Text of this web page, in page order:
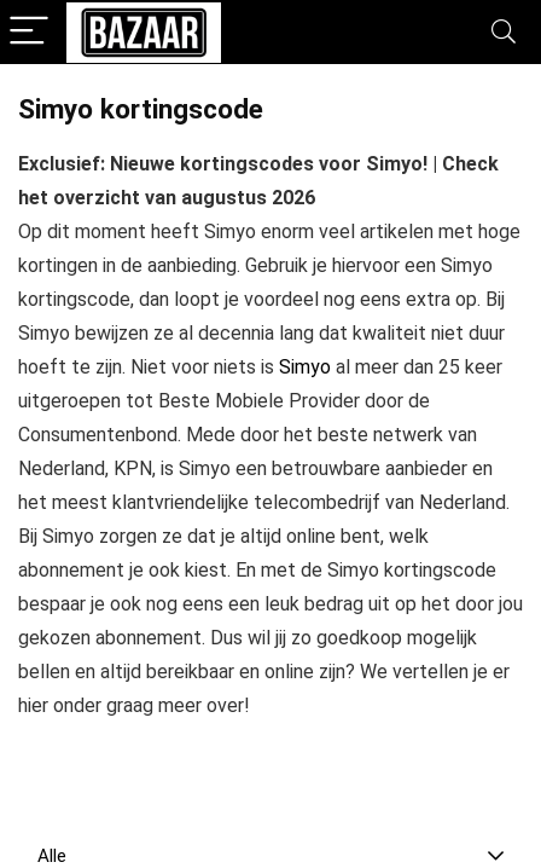
Simyo kortingscode
Exclusief: Nieuwe kortingscodes voor Simyo! | Check
het overzicht van augustus 2026
Op dit moment heeft Simyo enorm veel artikelen met hoge
kortingen in de aanbieding. Gebruik je hiervoor een Simyo
kortingscode, dan loopt je voordeel nog eens extra op. Bij
Simyo bewijzen ze al decennia lang dat kwaliteit niet duur
hoeft te zijn. Niet voor niets is Simyo al meer dan 25 keer
uitgeroepen tot Beste Mobiele Provider door de
Consumentenbond. Mede door het beste netwerk van
Nederland, KPN, is Simyo een betrouwbare aanbieder en
het meest klantvriendelijke telecombedrijf van Nederland.
Bij Simyo zorgen ze dat je altijd online bent, welk
abonnement je ook kiest. En met de Simyo kortingscode
bespaar je ook nog eens een leuk bedrag uit op het door jou
gekozen abonnement. Dus wil jij zo goedkoop mogelijk
bellen en altijd bereikbaar en online zijn? We vertellen je er
hier onder graag meer over!
Alle